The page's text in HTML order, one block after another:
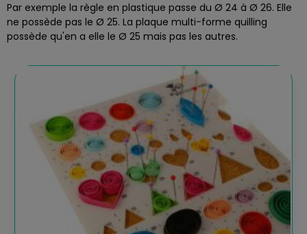
Par exemple la règle en plastique passe du Ø 24 à Ø 26. Elle
ne possède pas le Ø 25. La plaque multi-forme quilling
possède qu'en a elle le Ø 25 mais pas les autres.